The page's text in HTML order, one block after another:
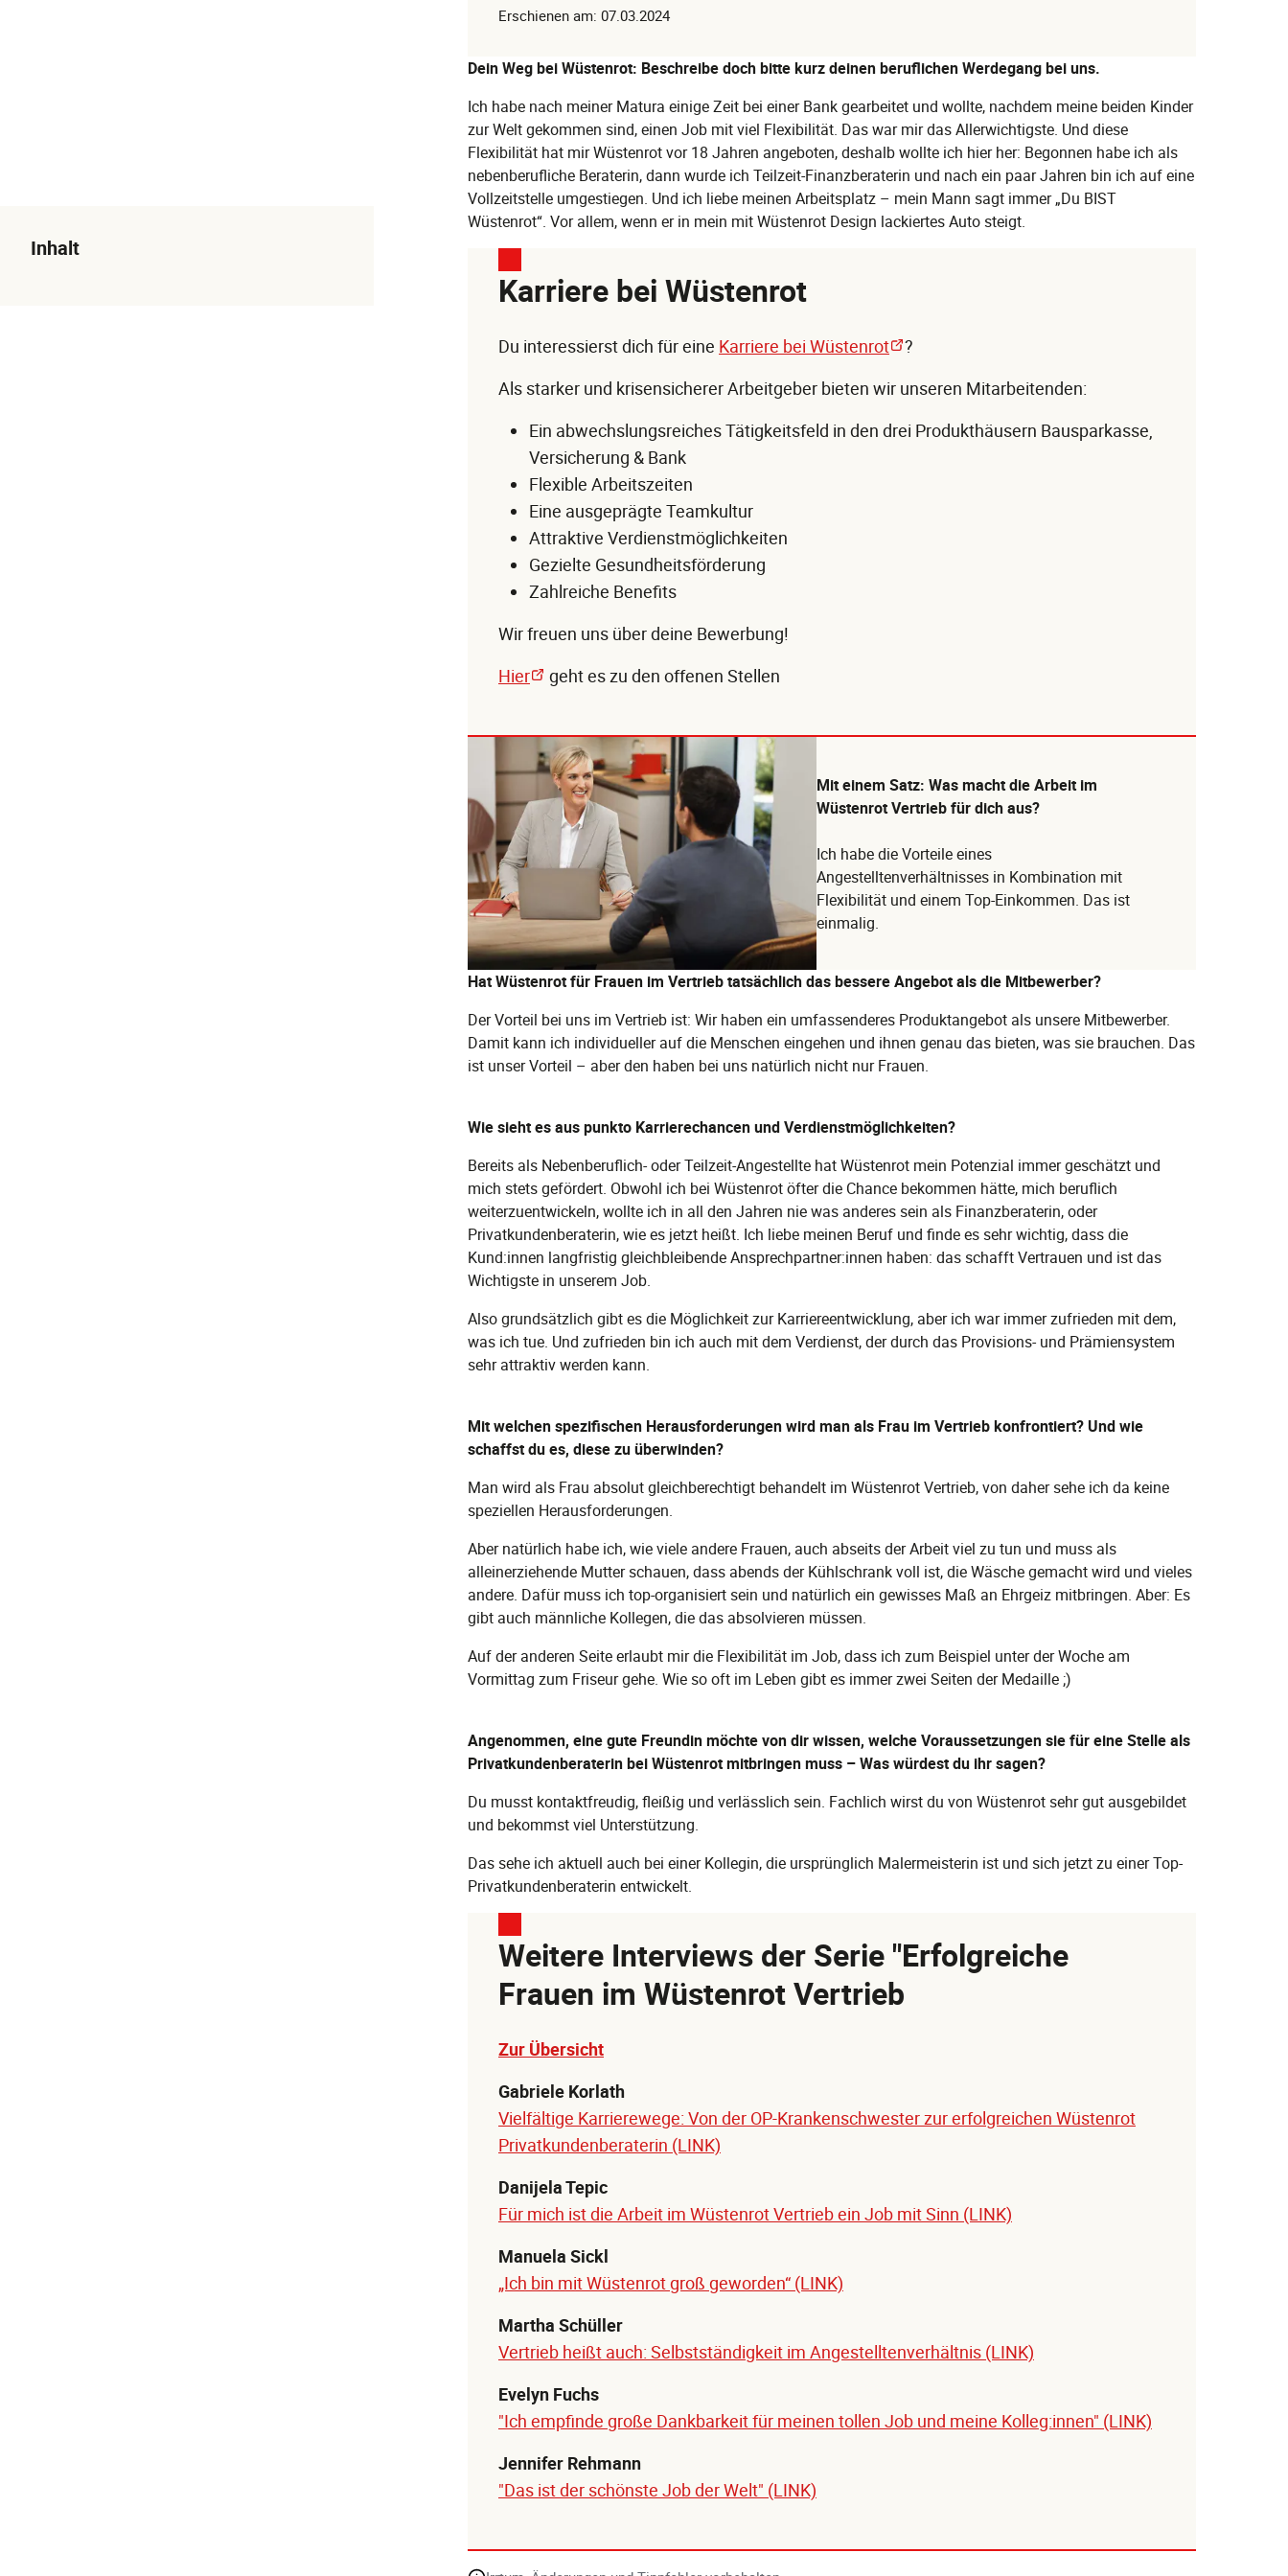
Erschienen am: 07.03.2024
Inhalt
Dein Weg bei Wüstenrot: Beschreibe doch bitte kurz deinen beruflichen Werdegang bei uns.
Ich habe nach meiner Matura einige Zeit bei einer Bank gearbeitet und wollte, nachdem meine beiden Kinder
zur Welt gekommen sind, einen Job mit viel Flexibilität. Das war mir das Allerwichtigste. Und diese
Flexibilität hat mir Wüstenrot vor 18 Jahren angeboten, deshalb wollte ich hier her: Begonnen habe ich als
nebenberufliche Beraterin, dann wurde ich Teilzeit-Finanzberaterin und nach ein paar Jahren bin ich auf eine
Vollzeitstelle umgestiegen. Und ich liebe meinen Arbeitsplatz – mein Mann sagt immer „Du BIST
Wüstenrot“. Vor allem, wenn er in mein mit Wüstenrot Design lackiertes Auto steigt.
Karriere bei Wüstenrot
Du interessierst dich für eine Karriere bei Wüstenrot
?
Als starker und krisensicherer Arbeitgeber bieten wir unseren Mitarbeitenden:
Ein abwechslungsreiches Tätigkeitsfeld in den drei Produkthäusern Bausparkasse,
Versicherung & Bank
Flexible Arbeitszeiten
Eine ausgeprägte Teamkultur
Attraktive Verdienstmöglichkeiten
Gezielte Gesundheitsförderung
Zahlreiche Benefits
Wir freuen uns über deine Bewerbung!
Hier
geht es zu den offenen Stellen
Mit einem Satz: Was macht die Arbeit im
Wüstenrot Vertrieb für dich aus?
Ich habe die Vorteile eines
Angestelltenverhältnisses in Kombination mit
Flexibilität und einem Top-Einkommen. Das ist
einmalig.
Hat Wüstenrot für Frauen im Vertrieb tatsächlich das bessere Angebot als die Mitbewerber?
Der Vorteil bei uns im Vertrieb ist: Wir haben ein umfassenderes Produktangebot als unsere Mitbewerber.
Damit kann ich individueller auf die Menschen eingehen und ihnen genau das bieten, was sie brauchen. Das
ist unser Vorteil – aber den haben bei uns natürlich nicht nur Frauen.
Wie sieht es aus punkto Karrierechancen und Verdienstmöglichkeiten?
Bereits als Nebenberuflich- oder Teilzeit-Angestellte hat Wüstenrot mein Potenzial immer geschätzt und
mich stets gefördert. Obwohl ich bei Wüstenrot öfter die Chance bekommen hätte, mich beruflich
weiterzuentwickeln, wollte ich in all den Jahren nie was anderes sein als Finanzberaterin, oder
Privatkundenberaterin, wie es jetzt heißt. Ich liebe meinen Beruf und finde es sehr wichtig, dass die
Kund:innen langfristig gleichbleibende Ansprechpartner:innen haben: das schafft Vertrauen und ist das
Wichtigste in unserem Job.
Also grundsätzlich gibt es die Möglichkeit zur Karriereentwicklung, aber ich war immer zufrieden mit dem,
was ich tue. Und zufrieden bin ich auch mit dem Verdienst, der durch das Provisions- und Prämiensystem
sehr attraktiv werden kann.
Mit welchen spezifischen Herausforderungen wird man als Frau im Vertrieb konfrontiert? Und wie
schaffst du es, diese zu überwinden?
Man wird als Frau absolut gleichberechtigt behandelt im Wüstenrot Vertrieb, von daher sehe ich da keine
speziellen Herausforderungen.
Aber natürlich habe ich, wie viele andere Frauen, auch abseits der Arbeit viel zu tun und muss als
alleinerziehende Mutter schauen, dass abends der Kühlschrank voll ist, die Wäsche gemacht wird und vieles
andere. Dafür muss ich top-organisiert sein und natürlich ein gewisses Maß an Ehrgeiz mitbringen. Aber: Es
gibt auch männliche Kollegen, die das absolvieren müssen.
Auf der anderen Seite erlaubt mir die Flexibilität im Job, dass ich zum Beispiel unter der Woche am
Vormittag zum Friseur gehe. Wie so oft im Leben gibt es immer zwei Seiten der Medaille ;)
Angenommen, eine gute Freundin möchte von dir wissen, welche Voraussetzungen sie für eine Stelle als
Privatkundenberaterin bei Wüstenrot mitbringen muss – Was würdest du ihr sagen?
Du musst kontaktfreudig, fleißig und verlässlich sein. Fachlich wirst du von Wüstenrot sehr gut ausgebildet
und bekommst viel Unterstützung.
Das sehe ich aktuell auch bei einer Kollegin, die ursprünglich Malermeisterin ist und sich jetzt zu einer Top-
Privatkundenberaterin entwickelt.
Weitere Interviews der Serie "Erfolgreiche
Frauen im Wüstenrot Vertrieb
Zur Übersicht
Gabriele Korlath
Vielfältige Karrierewege: Von der OP-Krankenschwester zur erfolgreichen Wüstenrot
Privatkundenberaterin (LINK)
Danijela Tepic
Für mich ist die Arbeit im Wüstenrot Vertrieb ein Job mit Sinn (LINK)
Manuela Sickl
„Ich bin mit Wüstenrot groß geworden“ (LINK)
Martha Schüller
Vertrieb heißt auch: Selbstständigkeit im Angestelltenverhältnis (LINK)
Evelyn Fuchs
"Ich empfinde große Dankbarkeit für meinen tollen Job und meine Kolleg:innen" (LINK)
Jennifer Rehmann
"Das ist der schönste Job der Welt" (LINK)